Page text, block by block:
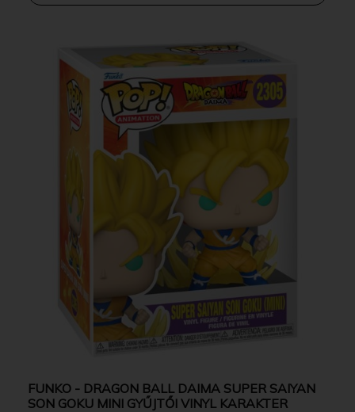
FUNKO - DRAGON BALL DAIMA SUPER SAIYAN
SON GOKU MINI GYŰJTŐI VINYL KARAKTER